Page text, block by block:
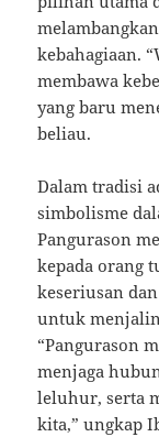
kebahagiaan.
membawa
yang baru
beliau.
Dalam tradisi
simbolisme
Pangurason
kepada orang
keseriusan
untuk
“Pangurason
menjaga
leluhur, serta
kita,” ungkap